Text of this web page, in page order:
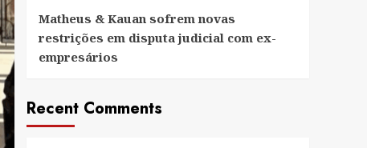
Matheus & Kauan sofrem novas
restrições em disputa judicial com ex-
empresários
Recent Comments